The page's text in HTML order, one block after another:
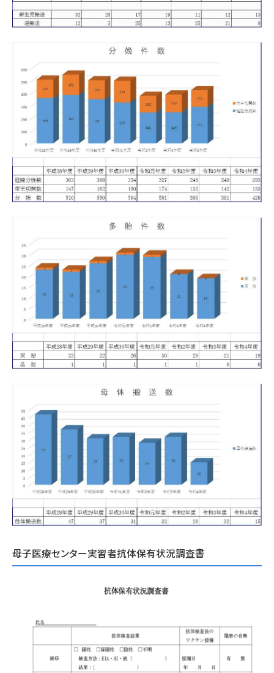
母子医療センター実習者抗体保有状況調査書